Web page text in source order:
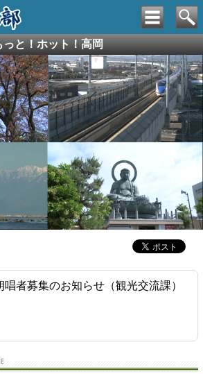
っと！ホット！高岡
者募集のお知らせ（観光交流課）